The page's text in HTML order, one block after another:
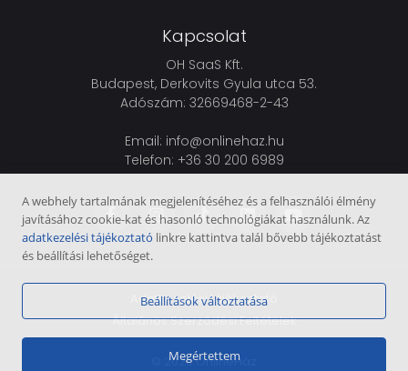
Kapcsolat
OH SaaS Kft.
Budapest, Derkovits Gyula utca 53.
Adószám: 32669468-2-43
Email: info@onlinehaz.hu
Telefon: +36 30 200 6989
© 2026OnlineHáz
Adatkezelési tájékoztató
Általános Szerződési Feltételek
A webhely tartalmának megjelenítéséhez és a felhasználói élmény
javításához cookie-kat és hasonló technológiákat használunk. Az
adatkezelési tájékoztató linkre kattintva talál bővebb tájékoztatást
és beállítási lehetőséget.
Beállítások változtatása
Megértettem